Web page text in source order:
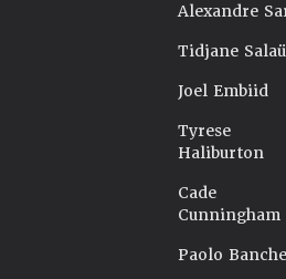
Alexandre
Tidjane
Joel Embiid
Tyrese
Haliburton
Cade
Cunningham
Paolo